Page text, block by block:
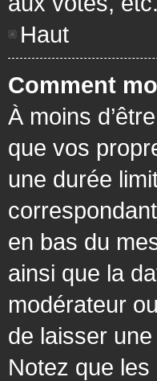
Haut
Comment
À moins
que vos
une durée
en bas du
ainsi que la
modérateur
de laisser
Notez que